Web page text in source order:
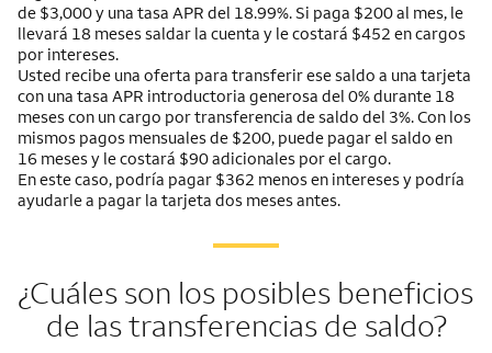
de $3,000 y una tasa APR del 18.99%. Si paga $200 al mes, le
llevará 18 meses saldar la cuenta y le costará $452 en cargos
por intereses.
Usted recibe una oferta para transferir ese saldo a una tarjeta
con una tasa APR introductoria generosa del 0% durante 18
meses con un cargo por transferencia de saldo del 3%. Con los
mismos pagos mensuales de $200, puede pagar el saldo en
16 meses y le costará $90 adicionales por el cargo.
En este caso, podría pagar $362 menos en intereses y podría
ayudarle a pagar la tarjeta dos meses antes.
¿Cuáles son los posibles beneficios
de las transferencias de saldo?